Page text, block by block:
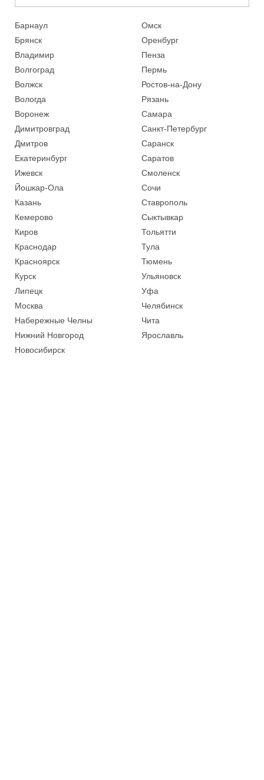
Барнаул
Брянск
Владимир
Волгоград
Волжск
Вологда
Воронеж
Димитровград
Дмитров
Екатеринбург
Ижевск
Йошкар-Ола
Казань
Кемерово
Киров
Краснодар
Красноярск
Курск
Липецк
Москва
Набережные Челны
Нижний Новгород
Новосибирск
Омск
Оренбург
Пенза
Пермь
Ростов-на-Дону
Рязань
Самара
Санкт-Петербург
Саранск
Саратов
Смоленск
Сочи
Ставрополь
Сыктывкар
Тольятти
Тула
Тюмень
Ульяновск
Уфа
Челябинск
Чита
Ярославль